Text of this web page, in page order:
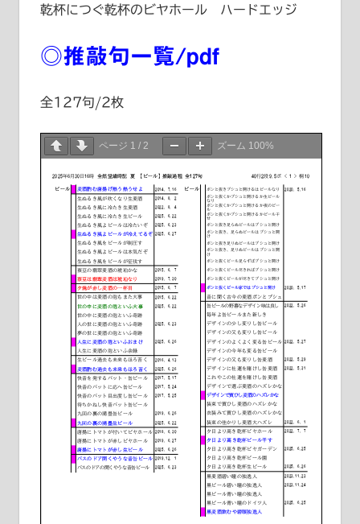
乾杯につぐ乾杯のビヤホール ハードエッジ
◎推敲句一覧/pdf
全127句/2枚
ページ 1 / 2 ズーム 100%